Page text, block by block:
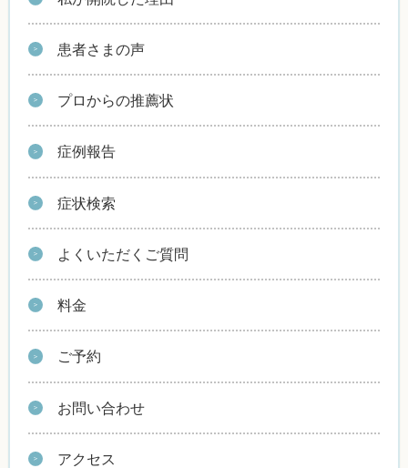
患者さまの声
プロからの推薦状
症例報告
症状検索
よくいただくご質問
料金
ご予約
お問い合わせ
アクセス